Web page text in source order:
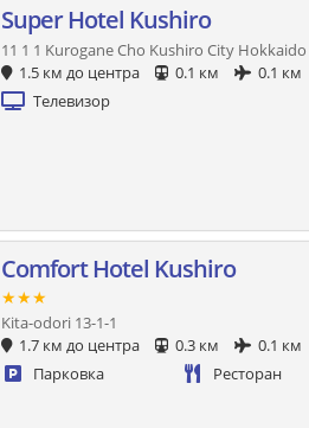
Super Hotel Kushiro
11 1 1 Kurogane Cho Kushiro City Hokkaido
1.5 км до центра
0.1 км
0.1 км
Телевизор
Comfort Hotel Kushiro
★★★
Kita-odori 13-1-1
1.7 км до центра
0.3 км
0.1 км
Парковка
Ресторан